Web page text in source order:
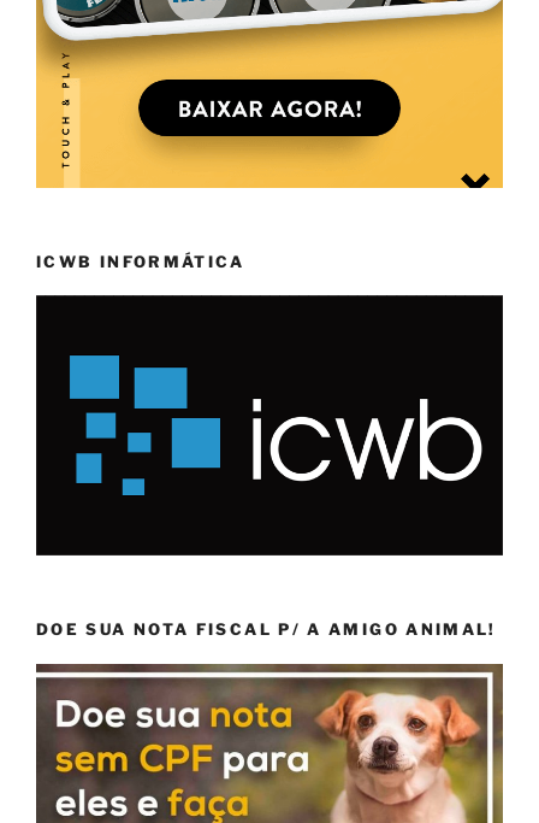
ICWB INFORMÁTICA
DOE SUA NOTA FISCAL P/ A AMIGO ANIMAL!